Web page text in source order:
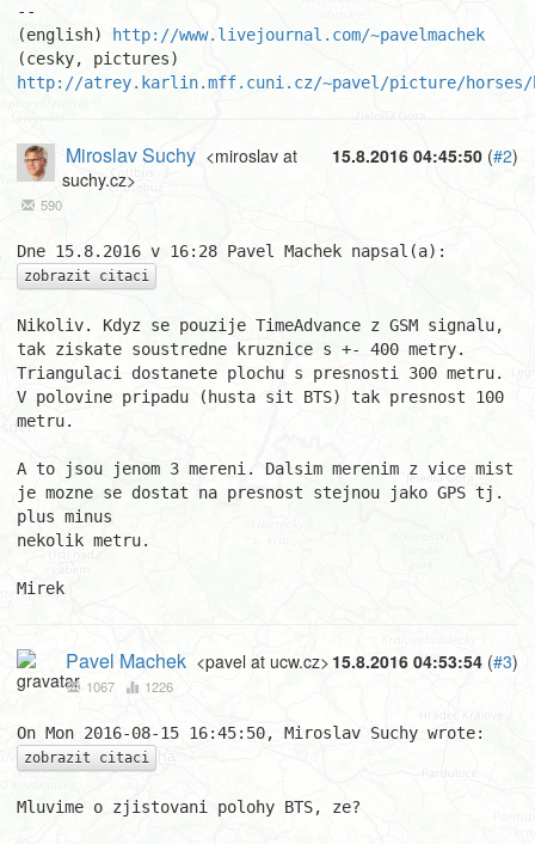
--
(english)
http://www.livejournal.com/~pavelmachek
http://atrey.karlin.mff.cuni.cz/~pavel/picture/horses/
15.8.2016 04:45:50 (#2)
Miroslav Suchy <miroslav at
suchy.cz>
590
zobrazit citaci
Nikoliv. Kdyz se pouzije TimeAdvance z GSM signalu,
tak ziskate soustredne kruznice s +- 400 metry.
Triangulaci dostanete plochu s presnosti 300 metru.
V polovine pripadu (husta sit BTS) tak presnost 100
metru.
A to jsou jenom 3 mereni. Dalsim merenim z vice mist
je mozne se dostat na presnost stejnou jako GPS tj.
plus minus
nekolik metru.
Mirek
15.8.2016 04:53:54 (#3)
Pavel Machek <pavel at ucw.cz>
1067 1226
zobrazit citaci
Mluvime o zjistovani polohy BTS, ze?